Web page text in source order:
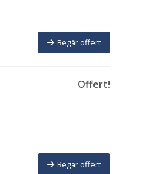
Begär offert
Offert!
Begär offert